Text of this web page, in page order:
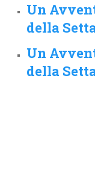
Un
della
Un
della